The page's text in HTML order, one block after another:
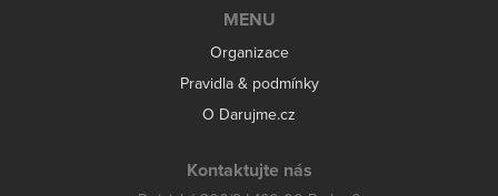
MENU
Organizace
Pravidla & podmínky
O Darujme.cz
Kontaktujte nás